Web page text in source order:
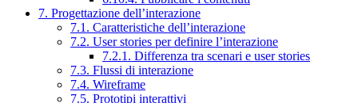
7. Progettazione dell’interazione
7.1. Caratteristiche dell’interazione
7.2. User stories per definire l’interazione
7.2.1. Differenza tra scenari e user stories
7.3. Flussi di interazione
7.4. Wireframe
7.5. Prototipi interattivi